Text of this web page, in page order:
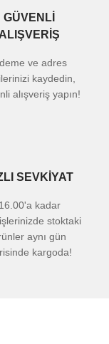
GÜVENLİ
ALIŞVERİŞ
ve adres
kaydedin,
alışveriş yapın!
SEVKİYAT
16.00'a kadar
stoktaki
aynı gün
kargoda!